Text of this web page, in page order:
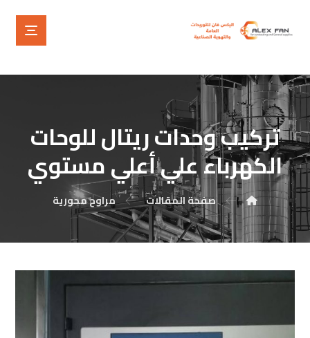
تركيب وحدات ريتال للوحات
الكهرباء علي أعلي مستوي
صفحة المقالات مراوح محورية